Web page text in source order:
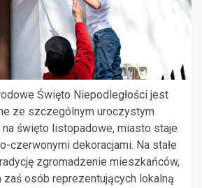
Święto Niepodległości jest
ze szczególnym uroczystym
na święto listopadowe, miasto staje
czerwonymi dekoracjami. Na stałe
zgromadzenie mieszkańców,
osób reprezentujących lokalną